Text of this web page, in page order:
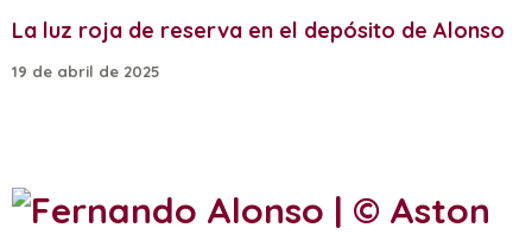
La luz roja de reserva en el depósito de Alonso
19 de abril de 2025